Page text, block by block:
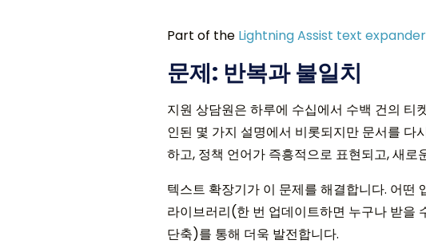
Part of the Lightning Assist text expander
문제: 반복과 불일치
지원 상담원은 하루에 수십에서 수백 건의 티
인된 몇 가지 설명에서 비롯되지만 문서를 다
하고, 정책 언어가 즉흥적으로 표현되고, 새
텍스트 확장기가 이 문제를 해결합니다. 어
라이브러리(한 번 업데이트하면 누구나 받을
단축)를 통해 더욱 발전합니다.